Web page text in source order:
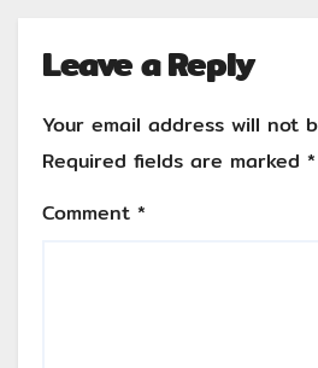
Leave a Reply
Your email address will not
Required fields are marked *
Comment *